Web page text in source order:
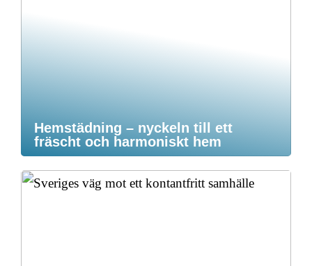
Hemstädning – nyckeln till ett
fräscht och harmoniskt hem